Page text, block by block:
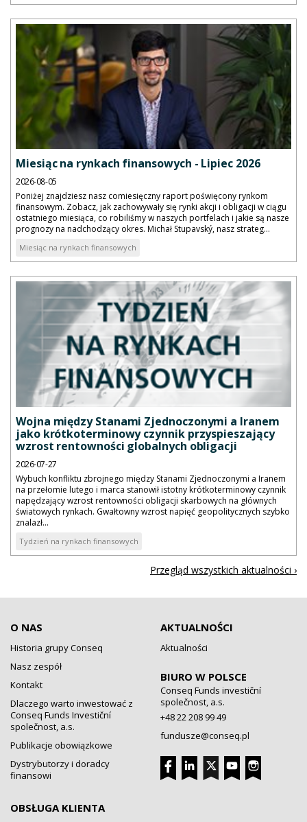
Miesiąc na rynkach finansowych - Lipiec 2026
2026-08-05
Poniżej znajdziesz nasz comiesięczny raport poświęcony rynkom
finansowym. Zobacz, jak zachowywały się rynki akcji i obligacji w ciągu
ostatniego miesiąca, co robiliśmy w naszych portfelach i jakie są nasze
prognozy na nadchodzący okres. Michał Stupavský, nasz strateg...
Miesiąc na rynkach finansowych
Wojna między Stanami Zjednoczonymi a Iranem
jako krótkoterminowy czynnik przyspieszający
wzrost rentowności globalnych obligacji
2026-07-27
Wybuch konfliktu zbrojnego między Stanami Zjednoczonymi a Iranem
na przełomie lutego i marca stanowił istotny krótkoterminowy czynnik
napędzający wzrost rentowności obligacji skarbowych na głównych
światowych rynkach. Gwałtowny wzrost napięć geopolitycznych szybko
znalazł...
Tydzień na rynkach finansowych
Przegląd wszystkich aktualności ›
O NAS
Historia grupy Conseq
Nasz zespół
Kontakt
Dlaczego warto inwestować z
Conseq Funds Investiční
společnost, a.s.
Publikacje obowiązkowe
Dystrybutorzy i doradcy
finansowi
OBSŁUGA KLIENTA
AKTUALNOŚCI
Aktualności
BIURO W POLSCE
Conseq Funds investiční
společnost, a.s.
+48 22 208 99 49
fundusze@conseq.pl